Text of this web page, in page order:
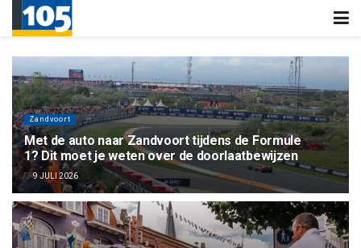
Zandvoort
Met de auto naar Zandvoort tijdens de Formule
1? Dit moet je weten over de doorlaatbewijzen
9 JULI 2026